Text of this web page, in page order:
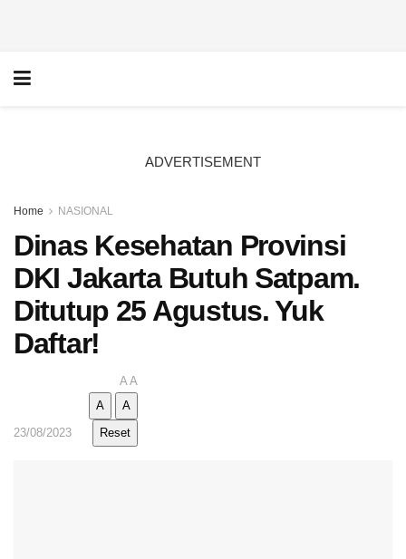
ADVERTISEMENT
Home NASIONAL
Dinas Kesehatan Provinsi
DKI Jakarta Butuh Satpam.
Ditutup 25 Agustus. Yuk
Daftar!
23/08/2023
A A
A
A
Reset